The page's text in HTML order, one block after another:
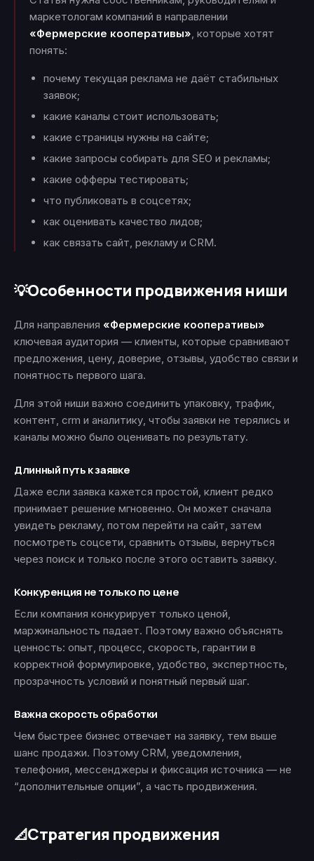
маркетологам компаний в направлении
«Фермерские кооперативы», которые хотят
понять:
почему текущая реклама не даёт стабильных
заявок;
какие каналы стоит использовать;
какие страницы нужны на сайте;
какие запросы собирать для SEO и рекламы;
какие офферы тестировать;
что публиковать в соцсетях;
как оценивать качество лидов;
как связать сайт, рекламу и CRM.
💡Особенности продвижения ниши
Для направления «Фермерские кооперативы»
ключевая аудитория — клиенты, которые сравнивают
предложения, цену, доверие, отзывы, удобство связи и
понятность первого шага.
Для этой ниши важно соединить упаковку, трафик,
контент, crm и аналитику, чтобы заявки не терялись и
каналы можно было оценивать по результату.
Длинный путь к заявке
Даже если заявка кажется простой, клиент редко
принимает решение мгновенно. Он может сначала
увидеть рекламу, потом перейти на сайт, затем
посмотреть соцсети, сравнить отзывы, вернуться
через поиск и только после этого оставить заявку.
Конкуренция не только по цене
Если компания конкурирует только ценой,
маржинальность падает. Поэтому важно объяснять
ценность: опыт, процесс, скорость, гарантии в
корректной формулировке, удобство, экспертность,
прозрачность условий и понятный первый шаг.
Важна скорость обработки
Чем быстрее бизнес отвечает на заявку, тем выше
шанс продажи. Поэтому CRM, уведомления,
телефония, мессенджеры и фиксация источника — не
“дополнительные опции”, а часть продвижения.
📐Стратегия продвижения